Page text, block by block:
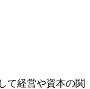
て経営や資本の関